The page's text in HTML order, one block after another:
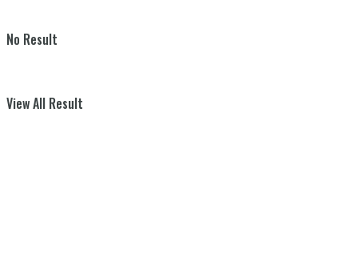
No Result
View All Result